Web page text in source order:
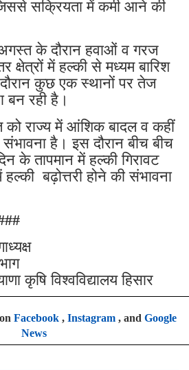
सक्रियता में कमी आने की
के दौरान हवाओं व गरज
क्षेत्रों में हल्की से मध्यम बारिश
कुछ एक स्थानों पर तेज
बन रही है।
राज्य में आंशिक बादल व कहीं
है। इस दौरान बीच बीच
के तापमान में हल्की गिरावट
हल्की बढ़ोत्तरी होने की संभावना
कृषि विश्वविद्यालय हिसार
Facebook, Instagram, and Google
News